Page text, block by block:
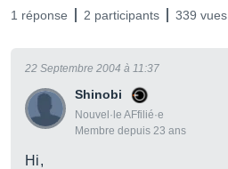
1 réponse 2 participants 339 vues
Shinobi
Nouvel·le AFfilié·e
Membre depuis 23 ans
22 Septembre 2004 à 11:37
Hi,